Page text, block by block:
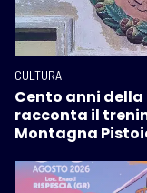
CULTURA
Cento anni della
racconta il
Montagna